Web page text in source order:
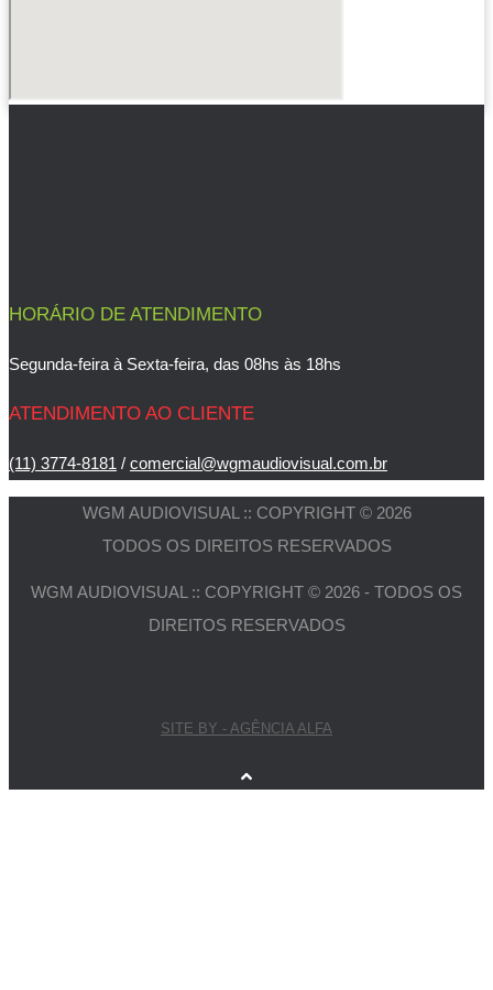
HORÁRIO DE ATENDIMENTO
Segunda-feira à Sexta-feira, das 08hs às 18hs
ATENDIMENTO AO CLIENTE
(11) 3774-8181 / comercial@wgmaudiovisual.com.br
WGM AUDIOVISUAL :: COPYRIGHT © 2026
TODOS OS DIREITOS RESERVADOS
WGM AUDIOVISUAL :: COPYRIGHT © 2026 - TODOS OS
DIREITOS RESERVADOS
SITE BY - AGÊNCIA ALFA